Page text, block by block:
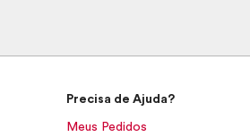
Precisa de Ajuda?
Meus Pedidos